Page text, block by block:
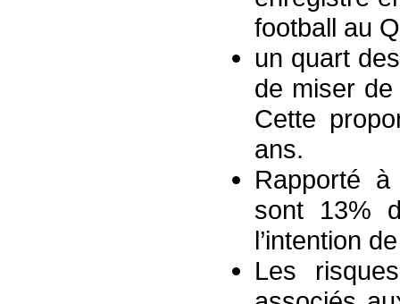
football au
un quart
de miser de
Cette
ans.
Rapporté
sont 13%
l’intention
Les